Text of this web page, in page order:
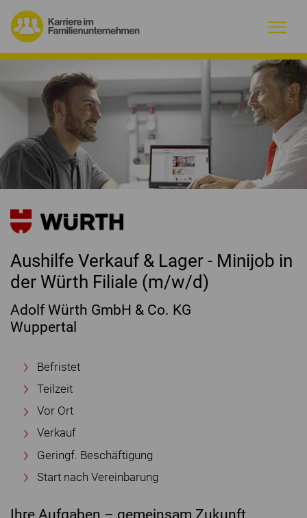
Warum Familienunternehmen?
Firmenprofile
Jobs
Magazin
Initiative
Kontakt
Aushilfe Verkauf & Lager - Minijob in
der Würth Filiale (m/w/d)
Adolf Würth GmbH & Co. KG
Wuppertal
Befristet
Teilzeit
Vor Ort
Verkauf
Geringf. Beschäftigung
Start nach Vereinbarung
Ihre Aufgaben – gemeinsam Zukunft